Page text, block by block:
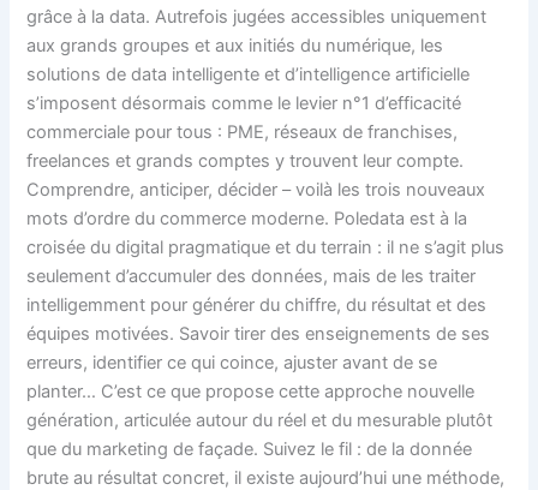
grâce à la data. Autrefois jugées accessibles uniquement
aux grands groupes et aux initiés du numérique, les
solutions de data intelligente et d’intelligence artificielle
s’imposent désormais comme le levier n°1 d’efficacité
commerciale pour tous : PME, réseaux de franchises,
freelances et grands comptes y trouvent leur compte.
Comprendre, anticiper, décider – voilà les trois nouveaux
mots d’ordre du commerce moderne. Poledata est à la
croisée du digital pragmatique et du terrain : il ne s’agit plus
seulement d’accumuler des données, mais de les traiter
intelligemment pour générer du chiffre, du résultat et des
équipes motivées. Savoir tirer des enseignements de ses
erreurs, identifier ce qui coince, ajuster avant de se
planter… C’est ce que propose cette approche nouvelle
génération, articulée autour du réel et du mesurable plutôt
que du marketing de façade. Suivez le fil : de la donnée
brute au résultat concret, il existe aujourd’hui une méthode,